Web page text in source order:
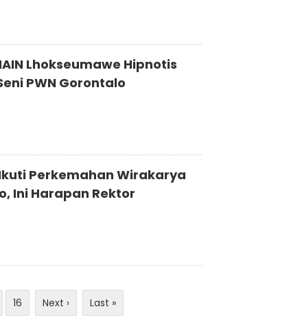
Lhokseumawe Hipnotis
PWN Gorontalo
Perkemahan Wirakarya
Ini Harapan Rektor
16 Next › Last »